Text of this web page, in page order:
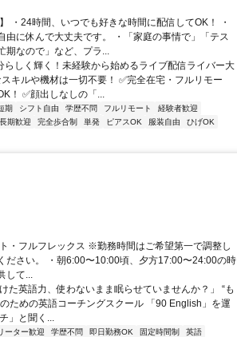
・24時間、いつでも好きな時間に配信してOK！ ・
由に休んで大丈夫です。 ・「家庭の事情で」「テス
期なので」など、プラ...
らしく輝く！未経験から始めるライブ配信ライバー大
キルや機材は一切不要！ ✅完全在宅・フルリモー
！ ✅顔出しなしの「...
期 シフト自由 学歴不問 フルリモート
経験者歓迎
長期歓迎 完全歩合制 単発 ピアスOK 服装自由
ひげOK
・フルフレックス ※勤務時間はご希望第一で調整し
ださい。 ・朝6:00〜10:00頃、夕方17:00〜24:00の時
して...
た英語力、使わないまま眠らせていませんか？」 “も
ための英語コーチングスクール 「90 English」を運
」と聞く...
ーター歓迎 学歴不問 即日勤務OK 固定時間制
英語